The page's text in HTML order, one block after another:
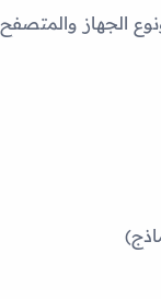
الجهاز والمتصفح